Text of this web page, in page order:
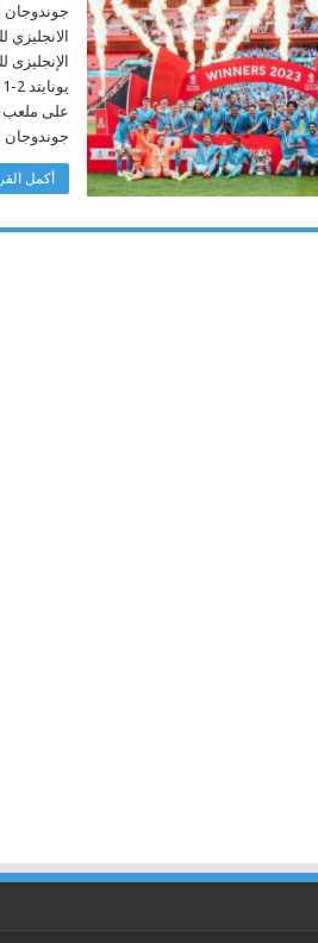
يقود
السيتي
للفوز
على
يونايتد
والتتويج
بلقب
كأس
الاتحاد
الانجليزي
للمرة
السابعة
مغلقة
جوندوجان
على ملعب
أكمل